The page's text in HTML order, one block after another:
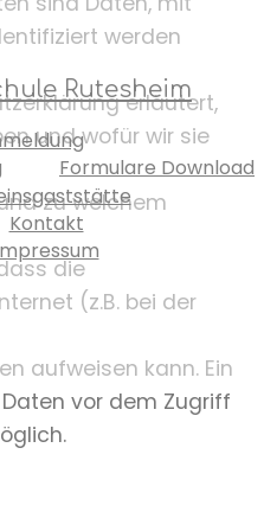
Rutesheim
Formulare Download
Kontakt
werden
erläutert,
und wofür wir sie
zu welchem
die
(z.B. bei der
aufweisen kann. Ein
vor dem Zugriff